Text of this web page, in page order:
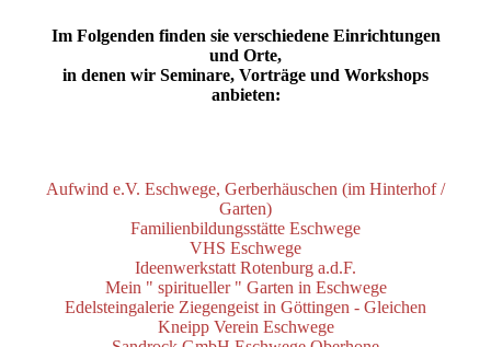
Im Folgenden finden sie verschiedene Einrichtungen
und Orte,
in denen wir Seminare, Vorträge und Workshops
anbieten:
Aufwind e.V. Eschwege, Gerberhäuschen (im Hinterhof /
Garten)
Familienbildungsstätte Eschwege
VHS Eschwege
Ideenwerkstatt Rotenburg a.d.F.
Mein " spiritueller " Garten in Eschwege
Edelsteingalerie Ziegengeist in Göttingen - Gleichen
Kneipp Verein Eschwege